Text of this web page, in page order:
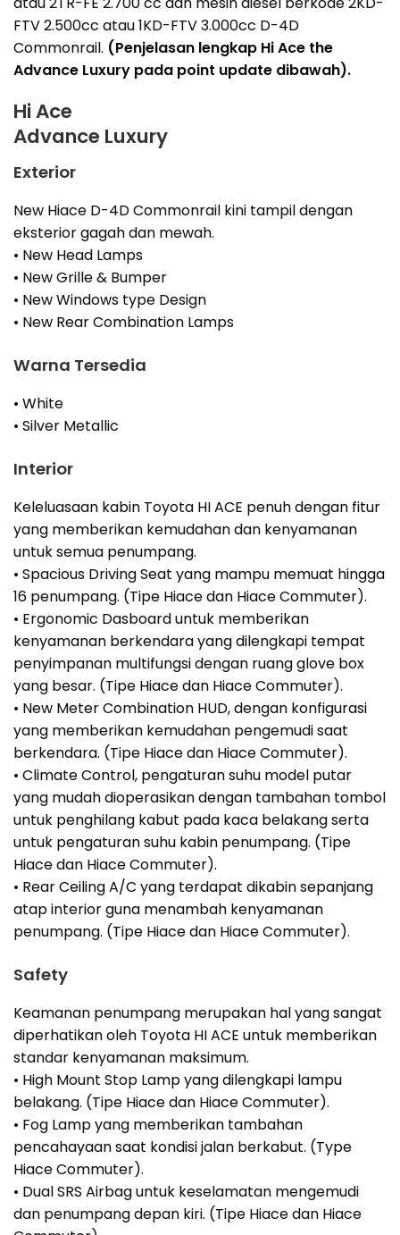
FTV 2.500cc atau 1KD-FTV 3.000cc D-4D
Commonrail. (Penjelasan lengkap Hi Ace the
Advance Luxury pada point update dibawah).
Hi Ace
Advance Luxury
Exterior
New Hiace D-4D Commonrail kini tampil dengan
eksterior gagah dan mewah.
• New Head Lamps
• New Grille & Bumper
• New Windows type Design
• New Rear Combination Lamps
Warna Tersedia
• White
• Silver Metallic
Interior
Keleluasaan kabin Toyota HI ACE penuh dengan fitur
yang memberikan kemudahan dan kenyamanan
untuk semua penumpang.
• Spacious Driving Seat yang mampu memuat hingga
16 penumpang. (Tipe Hiace dan Hiace Commuter).
• Ergonomic Dasboard untuk memberikan
kenyamanan berkendara yang dilengkapi tempat
penyimpanan multifungsi dengan ruang glove box
yang besar. (Tipe Hiace dan Hiace Commuter).
• New Meter Combination HUD, dengan konfigurasi
yang memberikan kemudahan pengemudi saat
berkendara. (Tipe Hiace dan Hiace Commuter).
• Climate Control, pengaturan suhu model putar
yang mudah dioperasikan dengan tambahan tombol
untuk penghilang kabut pada kaca belakang serta
untuk pengaturan suhu kabin penumpang. (Tipe
Hiace dan Hiace Commuter).
• Rear Ceiling A/C yang terdapat dikabin sepanjang
atap interior guna menambah kenyamanan
penumpang. (Tipe Hiace dan Hiace Commuter).
Safety
Keamanan penumpang merupakan hal yang sangat
diperhatikan oleh Toyota HI ACE untuk memberikan
standar kenyamanan maksimum.
• High Mount Stop Lamp yang dilengkapi lampu
belakang. (Tipe Hiace dan Hiace Commuter).
• Fog Lamp yang memberikan tambahan
pencahayaan saat kondisi jalan berkabut. (Type
Hiace Commuter).
• Dual SRS Airbag untuk keselamatan mengemudi
dan penumpang depan kiri. (Tipe Hiace dan Hiace